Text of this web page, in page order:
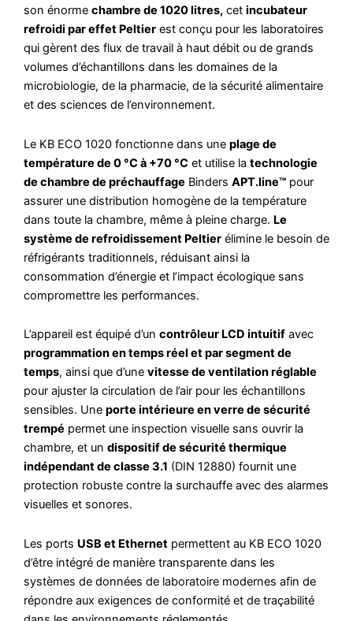
son énorme chambre de 1020 litres, cet incubateur
refroidi par effet Peltier est conçu pour les laboratoires
qui gèrent des flux de travail à haut débit ou de grands
volumes d’échantillons dans les domaines de la
microbiologie, de la pharmacie, de la sécurité alimentaire
et des sciences de l’environnement.
Le KB ECO 1020 fonctionne dans une plage de
température de 0 °C à +70 °C et utilise la technologie
de chambre de préchauffage Binders APT.line™ pour
assurer une distribution homogène de la température
dans toute la chambre, même à pleine charge. Le
système de refroidissement Peltier élimine le besoin de
réfrigérants traditionnels, réduisant ainsi la
consommation d’énergie et l’impact écologique sans
compromettre les performances.
L’appareil est équipé d’un contrôleur LCD intuitif avec
programmation en temps réel et par segment de
temps, ainsi que d’une vitesse de ventilation réglable
pour ajuster la circulation de l’air pour les échantillons
sensibles. Une porte intérieure en verre de sécurité
trempé permet une inspection visuelle sans ouvrir la
chambre, et un dispositif de sécurité thermique
indépendant de classe 3.1 (DIN 12880) fournit une
protection robuste contre la surchauffe avec des alarmes
visuelles et sonores.
Les ports USB et Ethernet permettent au KB ECO 1020
d’être intégré de manière transparente dans les
systèmes de données de laboratoire modernes afin de
répondre aux exigences de conformité et de traçabilité